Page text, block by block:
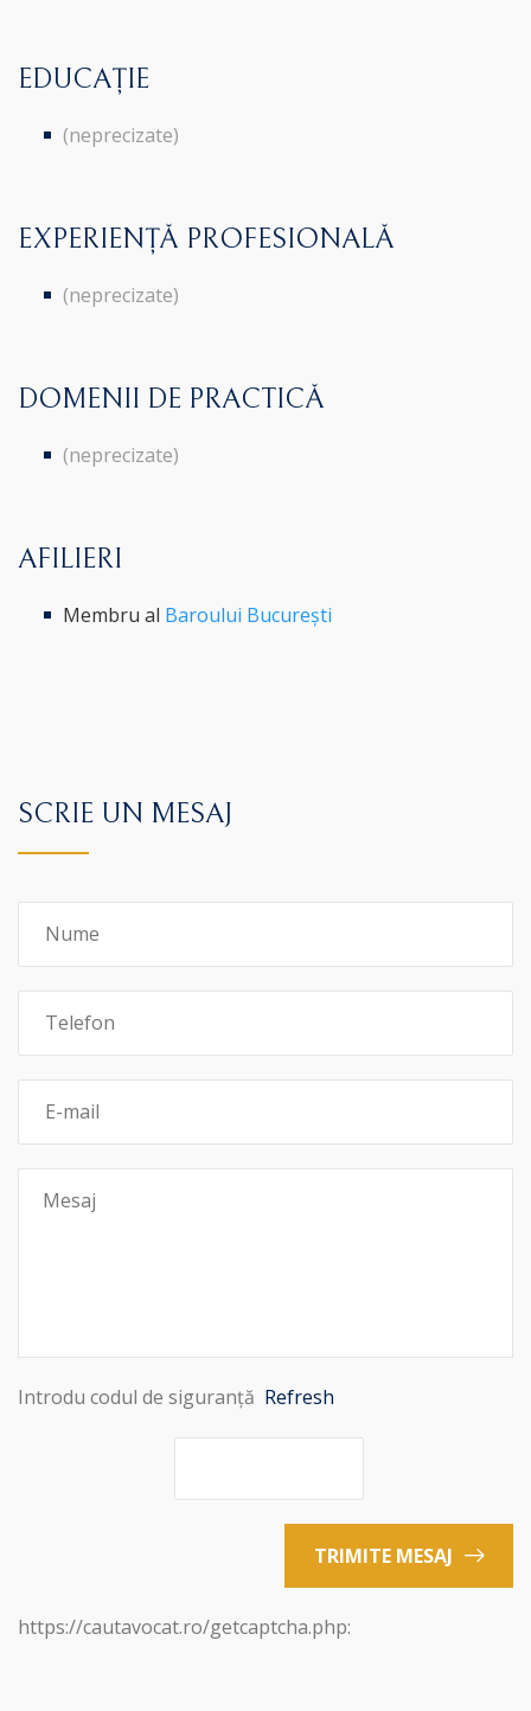
EDUCAȚIE
(neprecizate)
EXPERIENȚĂ PROFESIONALĂ
(neprecizate)
DOMENII DE PRACTICĂ
(neprecizate)
AFILIERI
Membru al Baroului București
SCRIE UN MESAJ
Introdu codul de siguranță Refresh
TRIMITE MESAJ
https://cautavocat.ro/getcaptcha.php: